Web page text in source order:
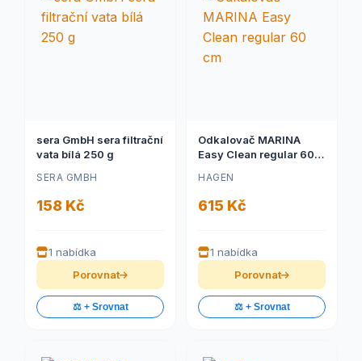
sera GmbH sera filtrační
vata bílá 250 g
SERA GMBH
158 Kč
1 nabídka
Porovnat
⚖️ + Srovnat
Odkalovač MARINA
Easy Clean regular 60
HAGEN
615 Kč
1 nabídka
Porovnat
⚖️ + Srovnat